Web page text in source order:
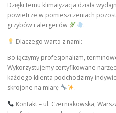
Dzięki temu klimatyzacja działa
powietrze w pomieszczeniach
grzybów i alergenów
.
Dlaczego warto z nami:
Bo łączymy profesjonalizm,
Wykorzystujemy certyfikowane
każdego klienta podchodzimy
skrojone na miarę
.
Kontakt – ul. Czerniakowska,